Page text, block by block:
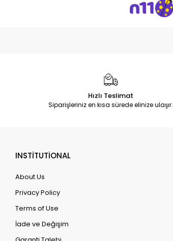
Hızlı Teslimat
Siparişleriniz en kısa sürede elinize ulaşır.
INSTİTUTİONAL
About Us
Privacy Policy
Terms of Use
İade ve Değişim